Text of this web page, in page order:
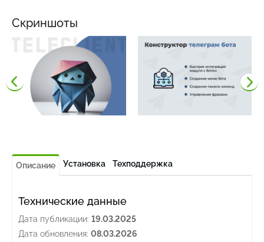
Скриншоты
Описание Установка Техподдержка
Технические данные
Дата публикации: 19.03.2025
Дата обновления: 08.03.2026